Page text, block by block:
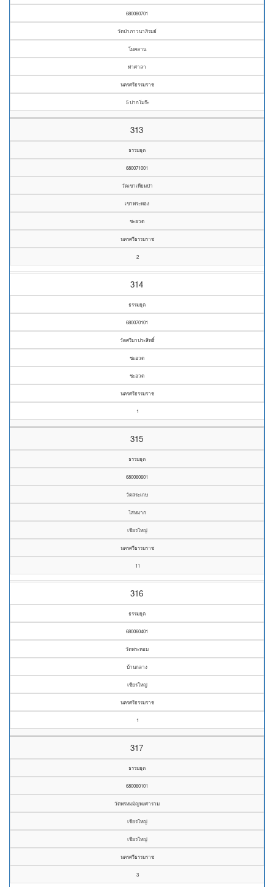
680080701
วัดป่าภาวนาภิรมย์
โมคลาน
ท่าศาลา
นครศรีธรรมราช
5 ปากโมร๊ะ
313
ธรรมยุต
680071001
วัดเขาเทียมป่า
เขาพระทอง
ชะอวด
นครศรีธรรมราช
2
314
ธรรมยุต
680070101
วัดศรีมาประสิทธิ์
ชะอวด
ชะอวด
นครศรีธรรมราช
1
315
ธรรมยุต
680060601
วัดสระเกษ
ไสหมาก
เชียรใหญ่
นครศรีธรรมราช
11
316
ธรรมยุต
680060401
วัดพระหอม
บ้านกลาง
เชียรใหญ่
นครศรีธรรมราช
1
317
ธรรมยุต
680060101
วัดพรหมมัญพงศาราม
เชียรใหญ่
เชียรใหญ่
นครศรีธรรมราช
3